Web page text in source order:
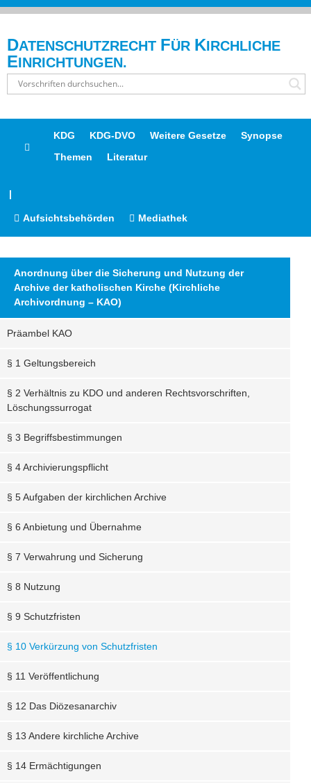
DATENSCHUTZRECHT FÜR KIRCHLICHE
EINRICHTUNGEN.
KDG KDG-DVO Weitere Gesetze
Synopse
Themen
Literatur
|
Aufsichtsbehörden Mediathek
Anordnung über die Sicherung und Nutzung der
Archive der katholischen Kirche (Kirchliche
Archivordnung – KAO)
Präambel KAO
§ 1 Geltungsbereich
§ 2 Verhältnis zu KDO und anderen Rechtsvorschriften,
Löschungssurrogat
§ 3 Begriffsbestimmungen
§ 4 Archivierungspflicht
§ 5 Aufgaben der kirchlichen Archive
§ 6 Anbietung und Übernahme
§ 7 Verwahrung und Sicherung
§ 8 Nutzung
§ 9 Schutzfristen
§ 10 Verkürzung von Schutzfristen
§ 11 Veröffentlichung
§ 12 Das Diözesanarchiv
§ 13 Andere kirchliche Archive
§ 14 Ermächtigungen